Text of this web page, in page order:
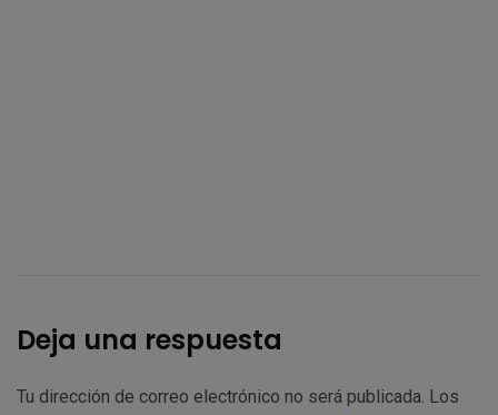
Deja una respuesta
Tu dirección de correo electrónico no será publicada. Los